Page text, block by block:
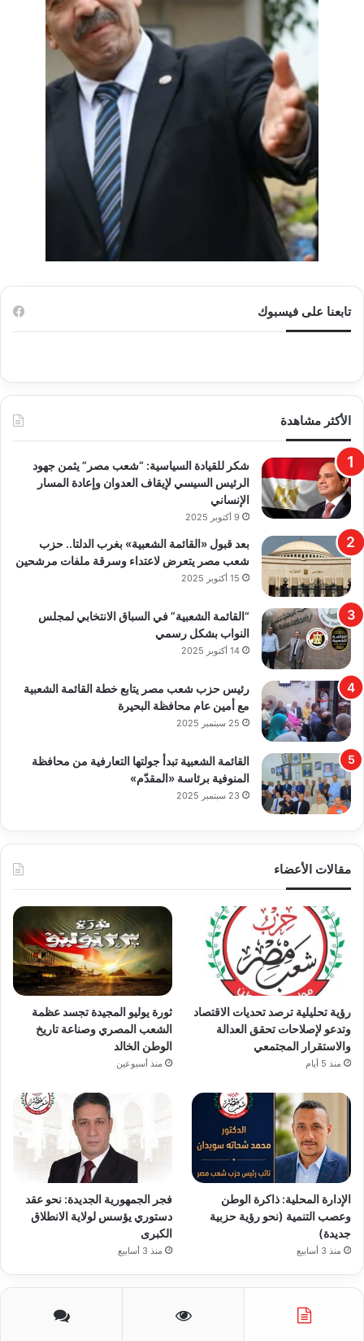
تابعنا على فيسبوك
الأكثر مشاهدة
​شكر للقيادة السياسية: “شعب مصر” يثمن جهود
الرئيس السيسي لإيقاف العدوان وإعادة المسار
الإنساني
9 أكتوبر 2025
بعد قبول «القائمة الشعبية» بغرب الدلتا.. حزب
شعب مصر يتعرض لاعتداء وسرقة ملفات مرشحين
15 أكتوبر 2025
“القائمة الشعبية” في السباق الانتخابي لمجلس
النواب بشكل رسمي
14 أكتوبر 2025
رئيس حزب شعب مصر يتابع خطة القائمة الشعبية
مع أمين عام محافظة البحيرة
25 سبتمبر 2025
القائمة الشعبية تبدأ جولتها التعارفية من محافظة
المنوفية برئاسة «المقدّم»
23 سبتمبر 2025
مقالات الأعضاء
رؤية تحليلية ترصد تحديات الاقتصاد
وتدعو لإصلاحات تحقق العدالة
والاستقرار المجتمعي
منذ 5 أيام
ثورة يوليو المجيدة تجسد عظمة
الشعب المصري وصناعة تاريخ
الوطن الخالد
منذ أسبوعين
​
الإدارة المحلية: ذاكرة الوطن
وعصب التنمية (نحو رؤية حزبية
جديدة)
منذ 3 أسابيع
فجر الجمهورية الجديدة: نحو عقد
دستوري يؤسس لولاية الانطلاق
الكبرى
منذ 3 أسابيع